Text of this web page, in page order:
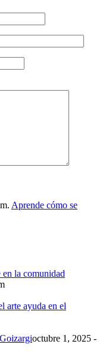
Aprende cómo se
en la comunidad
arte ayuda en el
octubre 1, 2025 -